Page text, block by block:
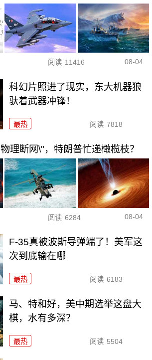
阅读 11416 08-04
科幻片照进了现实，东大机器狼
驮着武器冲锋！
最热 阅读 7818
理断网\"，特朗普忙递橄榄枝？
阅读 6284 08-04
F-35真被波斯导弹端了！美军这
次到底输在哪
最热 阅读 6183
马、特和好，美中期选举这盘大
棋，水有多深？
最热 阅读 5504